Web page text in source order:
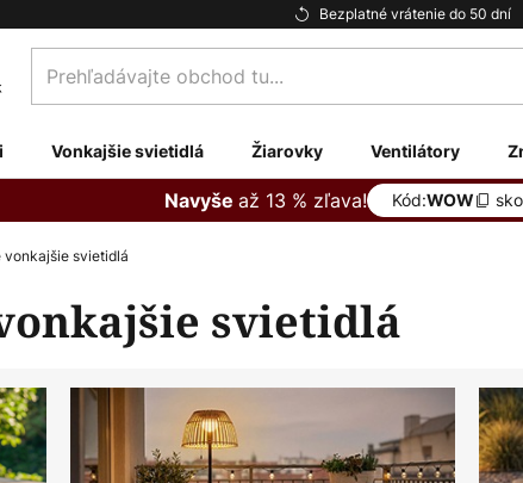
Bezplatné vrátenie do 50 dní
Prehľadávajte
obchod
Vonkajšie svietidlá Žiarovky Ventilátory
Navyše až 13 % zľava! Kód:WOW
vonkajšie svietidlá
svietidlá